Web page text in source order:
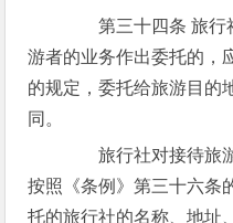
第三十四条 旅行
游者的业务作出委托的，
的规定，委托给旅游目的
同。
旅行社对接待旅游
按照《条例》第三十六条
托的旅行社的名称、地址